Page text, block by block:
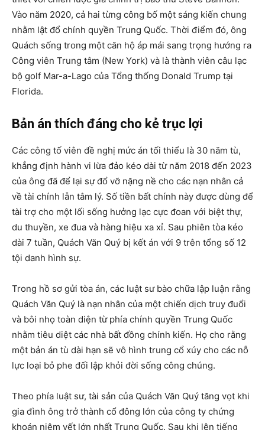
Vào năm 2020, cả hai từng công bố một sáng kiến chung
nhằm lật đổ chính quyền Trung Quốc. Thời điểm đó, ông
Quách sống trong một căn hộ áp mái sang trọng hướng ra
Công viên Trung tâm (New York) và là thành viên câu lạc
bộ golf Mar-a-Lago của Tổng thống Donald Trump tại
Florida.
Bản án thích đáng cho kẻ trục lợi
Các công tố viên đề nghị mức án tối thiểu là 30 năm tù,
khẳng định hành vi lừa đảo kéo dài từ năm 2018 đến 2023
của ông đã để lại sự đổ vỡ nặng nề cho các nạn nhân cả
về tài chính lẫn tâm lý. Số tiền bất chính này được dùng để
tài trợ cho một lối sống hưởng lạc cực đoan với biệt thự,
du thuyền, xe đua và hàng hiệu xa xỉ. Sau phiên tòa kéo
dài 7 tuần, Quách Văn Quý bị kết án với 9 trên tổng số 12
tội danh hình sự.
Trong hồ sơ gửi tòa án, các luật sư bào chữa lập luận rằng
Quách Văn Quý là nạn nhân của một chiến dịch truy đuổi
và bôi nhọ toàn diện từ phía chính quyền Trung Quốc
nhằm tiêu diệt các nhà bất đồng chính kiến. Họ cho rằng
một bản án tù dài hạn sẽ vô hình trung cổ xúy cho các nỗ
lực loại bỏ phe đối lập khỏi đời sống công chúng.
Theo phía luật sư, tài sản của Quách Văn Quý tăng vọt khi
gia đình ông trở thành cổ đông lớn của công ty chứng
khoán niêm yết lớn nhất Trung Quốc. Sau khi lên tiếng